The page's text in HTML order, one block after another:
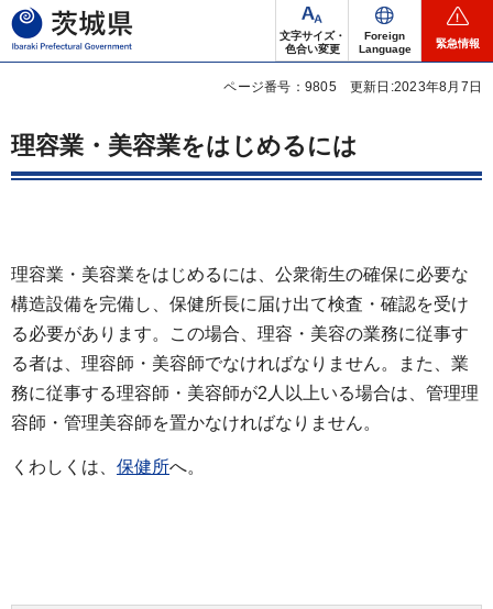
茨城県
文字サイズ・
色合い変更
Foreign
Language
緊急情報
ページ番号：9805 更新日:2023年8月7日
理容業・美容業をはじめるには
理容業・美容業をはじめるには、公衆衛生の確保に必要な
構造設備を完備し、保健所長に届け出て検査・確認を受け
る必要があります。この場合、理容・美容の業務に従事す
る者は、理容師・美容師でなければなりません。また、業
務に従事する理容師・美容師が2人以上いる場合は、管理理
容師・管理美容師を置かなければなりません。
くわしくは、 保健所へ。